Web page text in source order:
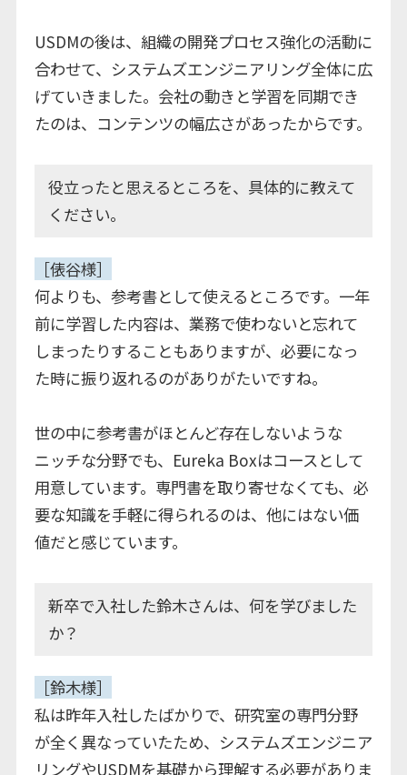
USDMの後は、組織の開発プロセス強化の活動に
合わせて、システムズエンジニアリング全体に広
げていきました。会社の動きと学習を同期でき
たのは、コンテンツの幅広さがあったからです。
役立ったと思えるところを、具体的に教えて
ください。
［俵谷様］
何よりも、参考書として使えるところです。一年
前に学習した内容は、業務で使わないと忘れて
しまったりすることもありますが、必要になっ
た時に振り返れるのがありがたいですね。
世の中に参考書がほとんど存在しないような
ニッチな分野でも、Eureka Boxはコースとして
用意しています。専門書を取り寄せなくても、必
要な知識を手軽に得られるのは、他にはない価
値だと感じています。
新卒で入社した鈴木さんは、何を学びました
か？
［鈴木様］
私は昨年入社したばかりで、研究室の専門分野
が全く異なっていたため、システムズエンジニア
リングやUSDMを基礎から理解する必要がありま